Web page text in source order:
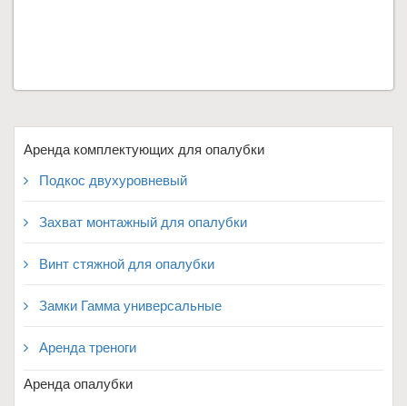
Аренда комплектующих для опалубки
Подкос двухуровневый
Захват монтажный для опалубки
Винт стяжной для опалубки
Замки Гамма универсальные
Аренда треноги
Аренда опалубки